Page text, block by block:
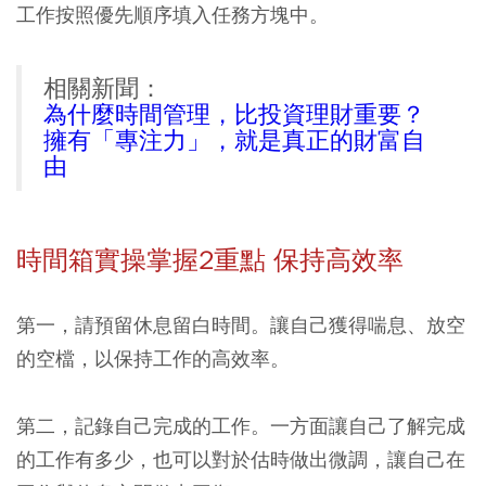
工作按照優先順序填入任務方塊中。
相關新聞：
為什麼時間管理，比投資理財重要？
擁有「專注力」，就是真正的財富自
由
時間箱實操掌握2重點 保持高效率
第一，請預留休息留白時間。讓自己獲得喘息、放空
的空檔，以保持工作的高效率。
第二，記錄自己完成的工作。一方面讓自己了解完成
的工作有多少，也可以對於估時做出微調，讓自己在